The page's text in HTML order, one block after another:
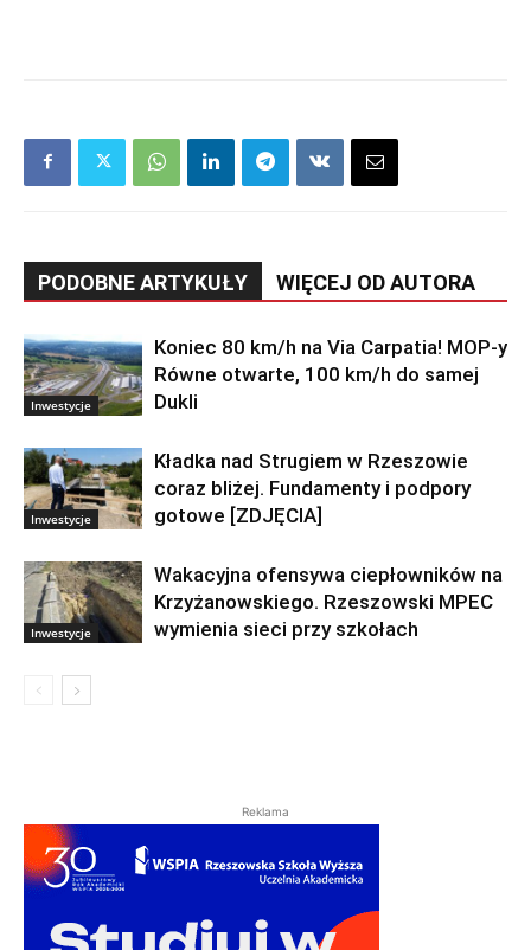
PODOBNE ARTYKUŁY WIĘCEJ OD AUTORA
Inwestycje
Koniec 80 km/h na Via Carpatia! MOP-y
Równe otwarte, 100 km/h do samej
Dukli
Inwestycje
Kładka nad Strugiem w Rzeszowie
coraz bliżej. Fundamenty i podpory
gotowe [ZDJĘCIA]
Inwestycje
Wakacyjna ofensywa ciepłowników na
Krzyżanowskiego. Rzeszowski MPEC
wymienia sieci przy szkołach
Reklama